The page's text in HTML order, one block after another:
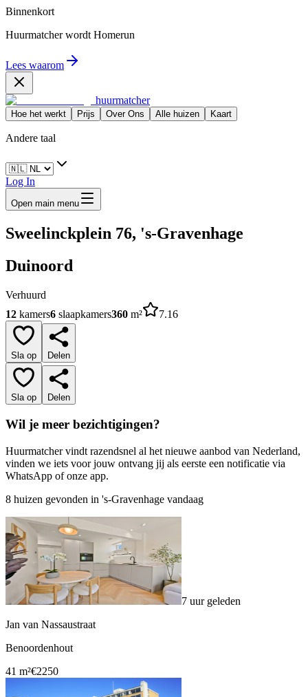
Binnenkort
Huurmatcher wordt Homerun
Lees waarom
huurmatcher
Hoe het werkt Prijs Over Ons Alle huizen Kaart
Andere taal
Log In
Open main menu
Sweelinckplein 76, 's-Gravenhage
Duinoord
Verhuurd
12 kamers6 slaapkamers360 m² 7.16
Sla op Delen
Sla op Delen
Wil je meer bezichtigingen?
Huurmatcher vindt razendsnel al het nieuwe aanbod van Nederland,
vinden we iets voor jouw ontvang jij als eerste een notificatie via
WhatsApp of onze app.
8 huizen gevonden in 's-Gravenhage vandaag
7 uur geleden
Jan van Nassaustraat
Benoordenhout
41 m²€2250